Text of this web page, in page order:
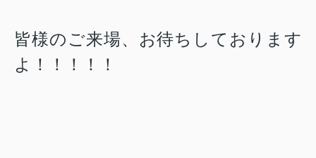
皆様のご来場、お待ちしております
よ！！！！！